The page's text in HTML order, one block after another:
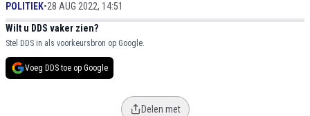
POLITIEK•28 AUG 2022, 14:51
Wilt u DDS vaker zien?
Stel DDS in als voorkeursbron op Google.
Voeg DDS toe op Google
Delen met